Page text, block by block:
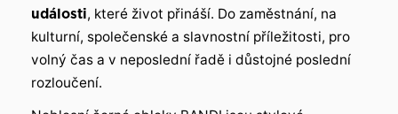
události, které život přináší. Do zaměstnání, na
kulturní, společenské a slavnostní příležitosti, pro
volný čas a v neposlední řadě i důstojné poslední
rozloučení.